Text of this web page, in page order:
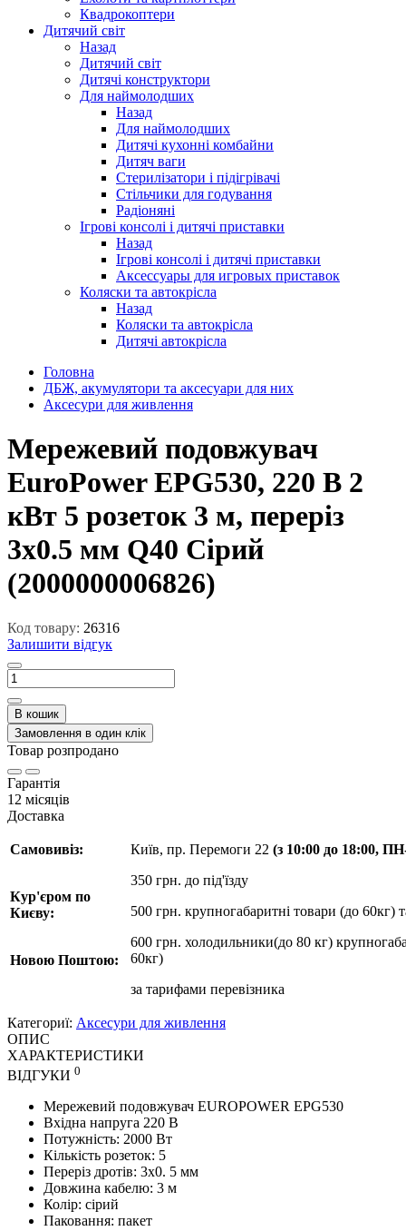
Квадрокоптери
Дитячий світ
Назад
Дитячий світ
Дитячі конструктори
Для наймолодших
Назад
Для наймолодших
Дитячі кухонні комбайни
Дитяч ваги
Стерилізатори і підігрівачі
Стільчики для годування
Радіоняні
Ігрові консолі і дитячі приставки
Назад
Ігрові консолі і дитячі приставки
Аксессуары для игровых приставок
Коляски та автокрісла
Назад
Коляски та автокрісла
Дитячі автокрісла
Головна
ДБЖ, акумулятори та аксесуари для них
Аксесури для живлення
Мережевий подовжувач
EuroPower EPG530, 220 В 2
кВт 5 розеток 3 м, переріз
3х0.5 мм Q40 Сірий
(2000000006826)
Код товару: 26316
Залишити відгук
В кошик
Замовлення в один клік
Товар розпродано
Гарантія
12 місяців
Доставка
Самовивіз:
Кур'єром по
Києву:
Новою Поштою:
Київ, пр. Перемоги 22 (з 10:00 до 18:00,
350 грн. до під'їзду
500 грн. крупногабаритні товари (до 60кг)
600 грн. холодильники(до 80 кг)
60кг)
за тарифами перевізника
Категориї: Аксесури для живлення
ОПИС
ХАРАКТЕРИСТИКИ
ВІДГУКИ 0
Мережевий подовжувач EUROPOWER EPG530
Вхідна напруга 220 В
Потужність: 2000 Вт
Кількість розеток: 5
Переріз дротів: 3х0. 5 мм
Довжина кабелю: 3 м
Колір: сірий
Паковання: пакет